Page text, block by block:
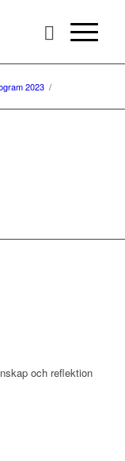
2023 /
och reflektion